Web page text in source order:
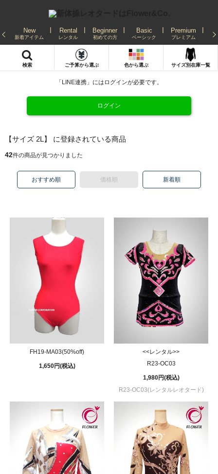
New
新着アイテム
Rental
レンタル
Beginner
初めての方
Basic
ベーシック
Premium
プレミアム
検索 ご予算から選ぶ 色から選ぶ サイズ別在庫一覧
「LINE連携」にはログインが必要です。
ログイン
【サイズ 2L】 に登録されている商品
42件の商品が見つかりました
おすすめ順 価格順 新着順
FH19-MA03(50%off)
1,650円(税込)
<<レンタル>>
R23-OC03
1,980円(税込)
R23-OC03(レンタルレオタード)